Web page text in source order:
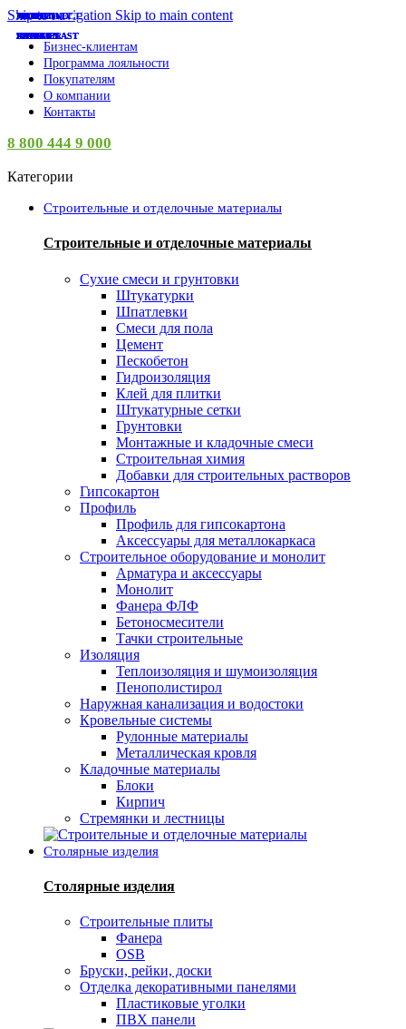
Skip to navigation Skip to main content
Бизнес-клиентам
Программа лояльности
Покупателям
О компании
Контакты
8 800 444 9 000
Категории
Строительные и отделочные материалы
Строительные и отделочные материалы
Сухие смеси и грунтовки
Штукатурки
Шпатлевки
Смеси для пола
Цемент
Пескобетон
Гидроизоляция
Клей для плитки
Штукатурные сетки
Грунтовки
Монтажные и кладочные смеси
Строительная химия
Добавки для строительных растворов
Гипсокартон
Профиль
Профиль для гипсокартона
Аксессуары для металлокаркаса
Строительное оборудование и монолит
Арматура и аксессуары
Монолит
Фанера ФЛФ
Бетоносмесители
Тачки строительные
Изоляция
Теплоизоляция и шумоизоляция
Пенополистирол
Наружная канализация и водостоки
Кровельные системы
Рулонные материалы
Металлическая кровля
Кладочные материалы
Блоки
Кирпич
Стремянки и лестницы
Столярные изделия
Столярные изделия
Строительные плиты
Фанера
OSB
Бруски, рейки, доски
Отделка декоративными панелями
Пластиковые уголки
ПВХ панели
TECH-KREP
СУПЕР-ЦЕНА
LADECOR
СУПЕР-ЦЕНА
INGREEN
СУПЕР-ЦЕНА
INGREEN
СУПЕР-ЦЕНА
INGREEN
СУПЕР-ЦЕНА
INGREEN
СУПЕР-ЦЕНА
VETTA
СУПЕР-ЦЕНА
ЛУГА
СУПЕР-ЦЕНА
SPARK PLAST
СУПЕР-ЦЕНА
SPARK PLAST
СУПЕР-ЦЕНА
SPARK PLAST
СУПЕР-ЦЕНА
AZARIO
СУПЕР-ЦЕНА
НАКРЕПКО
ISVET
ISVET
ISVET
ISVET
ISVET
ISVET
ISVET
PROCONNECT
АНИ ПЛАСТ
КУРС
EKF